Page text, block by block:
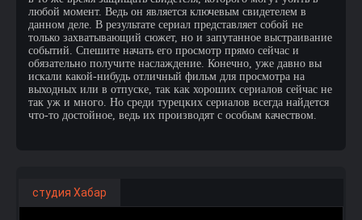
любой момент. Ведь он является ключевым свидетелем в
данном деле. В результате сериал представляет собой не
только захватывающий сюжет, но и запутанное выстраивание
событий. Спешите начать его просмотр прямо сейчас и
обязательно получите наслаждение. Конечно, уже давно вы
искали какой-нибудь отличный фильм для просмотра на
выходных или в отпуске, так как хороших сериалов сейчас не
так уж и много. Но среди турецких сериалов всегда найдется
что-то достойное, ведь их производят с особым качеством.
студия Хабар